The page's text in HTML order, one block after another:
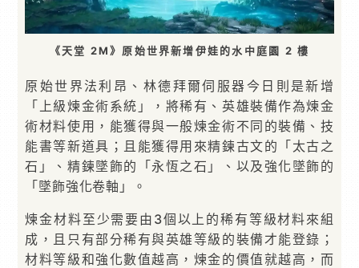
《天堂 2M》原始世界新增伊娃的水中庭園 2 樓
原始世界法利昂、林德拜爾伺服器今日則是新增
「上級煉金術系統」，將稀有、英雄裝備作為煉金
術材料使用，能獲得與一般煉金術不同的裝備、技
能書等新道具；且能獲得用來精鍊古文的「太古之
石」、精鍊墜飾的「永恆之石」、以及強化墜飾的
「墜飾強化卷軸」。
煉金材料至少需要由3個以上的稀有等級材料來組
成，且只有部分稀有與英雄等級的裝備才能登錄；
材料等級和強化數值越高，煉金的價值就越高，而